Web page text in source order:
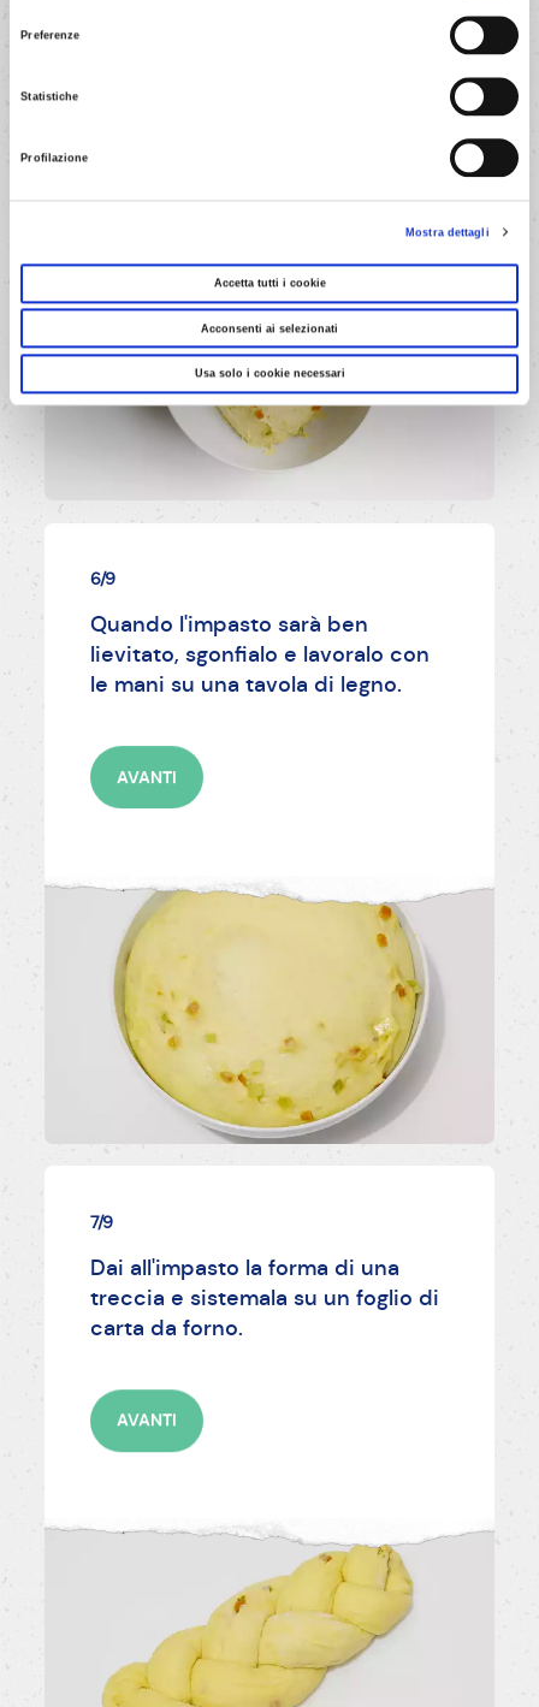
Preferenze
Statistiche
Profilazione
Mostra dettagli
Accetta tutti i cookie
Acconsenti ai selezionati
Usa solo i cookie necessari
6/9
Quando l'impasto sarà ben
lievitato, sgonfialo e lavoralo con
le mani su una tavola di legno.
AVANTI
7/9
Dai all'impasto la forma di una
treccia e sistemala su un foglio di
carta da forno.
AVANTI